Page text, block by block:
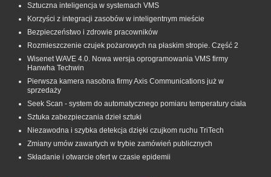
Sztuczna inteligencja w systemach VMS
Korzyści z integracji zasobów w inteligentnym mieście
Bezpieczeństwo i zdrowie pracowników
Rozmieszczenie czujek pożarowych na płaskim stropie. Część 2
Wisenet WAVE 4.0. Nowa wersja oprogramowania VMS firmy
Hanwha Techwin
Pierwsza kamera nasobna firmy Axis Communications już w
sprzedaży
Seek Scan - system do automatycznego pomiaru temperatury ciała
Sztuka zabezpieczania dzieł sztuki
Niezawodna i szybka detekcja dzięki czujkom ruchu TriTech
Zmiany umów zawartych w trybie zamówień publicznych
Składanie i otwarcie ofert w czasie epidemii